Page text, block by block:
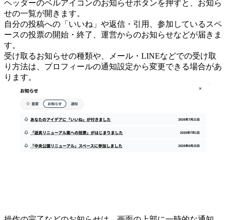
ヘッダーのベルアイコンのお知らせボタンを押すと、お知ら
せの一覧が開きます。
自分の投稿への「いいね」や返信・引用、参加しているスペ
ースの投票の開始・終了、運営からのお知らせなどが届きま
す。
受け取るお知らせの種類や、メール・LINEなどでの受け取
り方法は、プロフィールの通知設定から変更できる場合があ
ります。